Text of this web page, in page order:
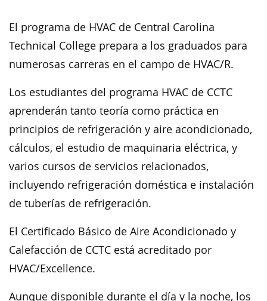
El programa de HVAC de Central Carolina
Technical College prepara a los graduados para
numerosas carreras en el campo de HVAC/R.
Los estudiantes del programa HVAC de CCTC
aprenderán tanto teoría como práctica en
principios de refrigeración y aire acondicionado,
cálculos, el estudio de maquinaria eléctrica, y
varios cursos de servicios relacionados,
incluyendo refrigeración doméstica e instalación
de tuberías de refrigeración.
El Certificado Básico de Aire Acondicionado y
Calefacción de CCTC está acreditado por
HVAC/Excellence.
Aunque disponible durante el día y la noche, los